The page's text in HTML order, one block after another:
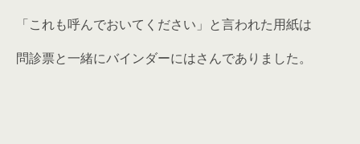
「これも呼んでおいてください」と言われた用紙は
問診票と一緒にバインダーにはさんでありました。